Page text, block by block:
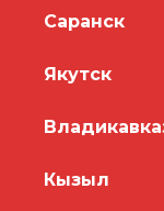
Саранск
Якутск
Кызыл